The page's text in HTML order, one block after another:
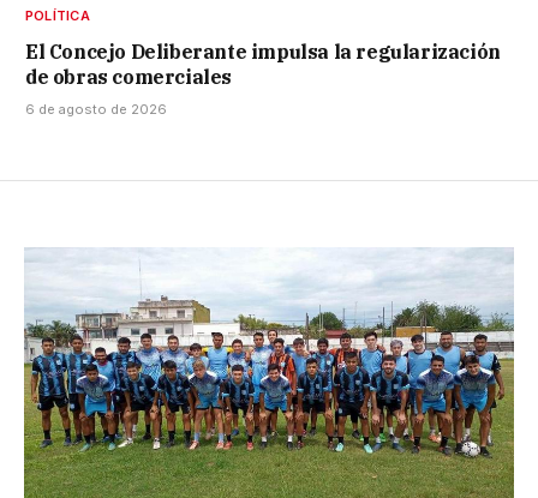
POLÍTICA
El Concejo Deliberante impulsa la regularización
de obras comerciales
6 de agosto de 2026